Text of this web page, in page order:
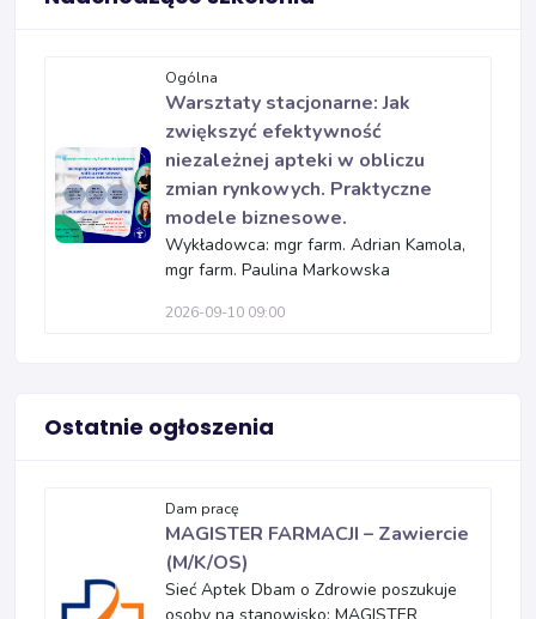
Ogólna
Warsztaty stacjonarne: Jak
zwiększyć efektywność
niezależnej apteki w obliczu
zmian rynkowych. Praktyczne
modele biznesowe.
Wykładowca: mgr farm. Adrian Kamola,
mgr farm. Paulina Markowska
2026-09-10 09:00
Ostatnie ogłoszenia
Dam pracę
MAGISTER FARMACJI – Zawiercie
(M/K/OS)
Sieć Aptek Dbam o Zdrowie poszukuje